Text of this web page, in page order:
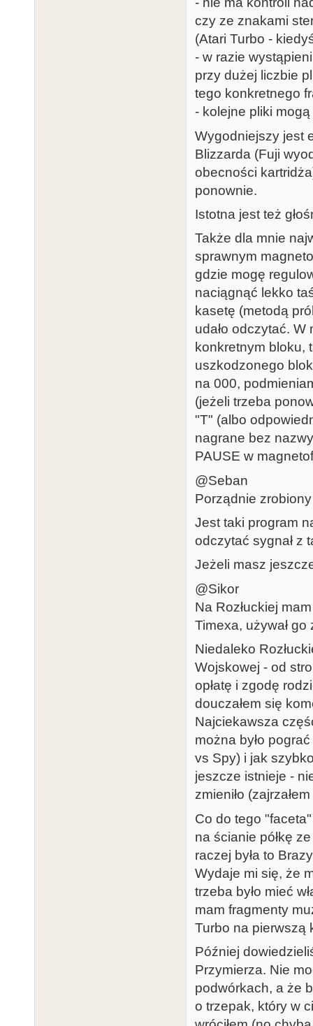
czy ze znakami
(Atari Turbo -
- w razie
przy dużej liczbie
tego konkretnego
- kolejne pliki
Wygodniejszy jest
Blizzarda (Fuji
obecności
ponownie.
Istotna jest też
Także dla mnie
sprawnym
gdzie mogę
naciągnąć lekko
kasetę (metodą
udało odczytać. W
konkretnym bloku,
uszkodzonego
na 000,
(jeżeli trzeba
"T" (albo
nagrane bez
PAUSE w
@Seban
Porządnie
Jest taki program
odczytać sygnał z
Jeżeli masz
@Sikor
Na Rozłuckiej
Timexa, używał go
Niedaleko
Wojskowej - od
opłatę i zgodę
douczałem się
Najciekawsza
można było
vs Spy) i jak
jeszcze istnieje -
zmieniło
Co do tego
na ścianie półkę
raczej była to
Wydaje mi się, że
trzeba było mieć
mam fragmenty
Turbo na pierwszą
Później
Przymierza. Nie
podwórkach, a że
o trzepak, który w